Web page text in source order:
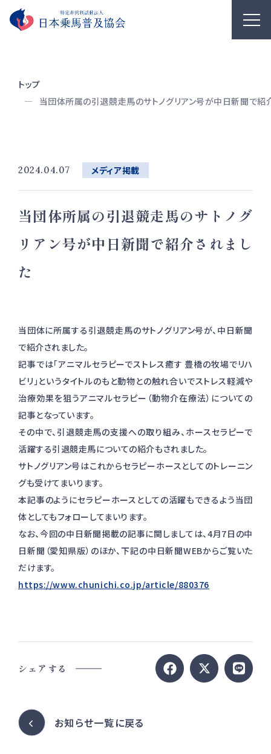
トップ
当団体所属の引退競走馬のサトノグリアン号が中日新聞で紹
2024.04.07 メディア掲載
当団体所属の引退競走馬のサトノグ
リアン号が中日新聞で紹介されまし
た
当団体に所属する引退競走馬のサトノグリアン号が、中日新聞
で紹介されました。
記事では「アニマルセラピーでストレス癒す 豊橋の牧場でリハ
ビリ」というタイトルのもと動物との触れ合いでストレス軽減や
治療効果を狙うアニマルセラピー（動物介在療法）についての
記事となっています。
その中で、引退競走馬の支援への取り組み、ホースセラピーで
活躍する引退競走馬についての紹介もされました。
サトノグリアン号はこれからセラピーホースとしてのトレーニン
グも受けてまいります。
本記事のようにセラピーホースとしての活躍もできるよう当団
体としてもフォローしてまいります。
なお、今回の中日新聞掲載の記事に関しましては、4月7日の中
日新聞（愛知県版）のほか、下記の中日新聞WEBからご覧いた
だけます。
https://www.chunichi.co.jp/article/880376
シェアする
お知らせ一覧に戻る